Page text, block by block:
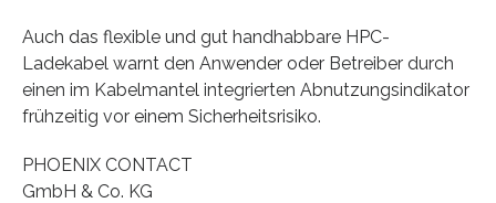
Auch das flexible und gut handhabbare HPC-
Ladekabel warnt den Anwender oder Betreiber durch
einen im Kabelmantel integrierten Abnutzungsindikator
frühzeitig vor einem Sicherheitsrisiko.
PHOENIX CONTACT
GmbH & Co. KG